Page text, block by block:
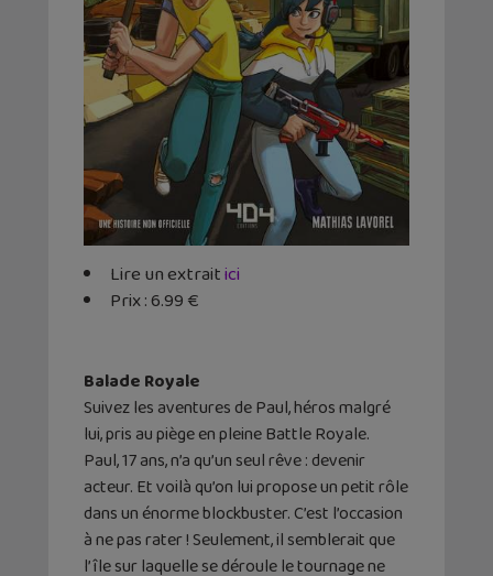
Lire un extraitici
Prix : 6.99 €
Balade Royale
Suivez les aventures de Paul, héros malgré
lui, pris au piège en pleine Battle Royale.
Paul, 17 ans, n’a qu’un seul rêve : devenir
acteur. Et voilà qu’on lui propose un petit rôle
dans un énorme blockbuster. C’est l’occasion
à ne pas rater ! Seulement, il semblerait que
l’île sur laquelle se déroule le tournage ne